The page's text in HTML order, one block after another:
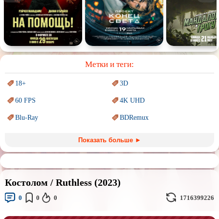
Спектакль Сказка Немое кино Для взрослых
Метки и теги:
18+ 3D
60 FPS 4K UHD
Blu-Ray BDRemux
Sci-Fi (Научнаяфантастика) Trash (трэш) movies
Авангард иСюрреализм Ангелы и Демоны
Аниме Антиутопия
Врачи
Показать больше ►
Костолом / Ruthless (2023)
0 0 0 1716399226